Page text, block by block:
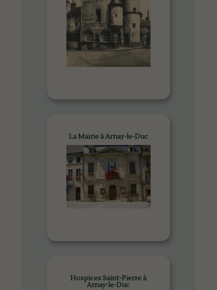
La Mairie à Arnay-le-Duc
Hospices Saint-Pierre à
Arnay-le-Duc